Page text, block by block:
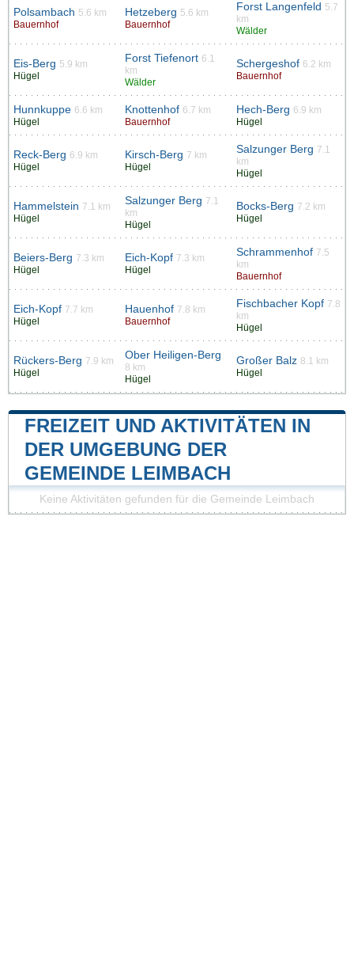
Polsambach 5.6 km
Bauernhof
Hetzeberg 5.6 km
Bauernhof
Forst Langenfeld 5.7
km
Wälder
Eis-Berg 5.9 km
Hügel
Forst Tiefenort 6.1
km
Wälder
Schergeshof 6.2 km
Bauernhof
Hunnkuppe 6.6 km
Hügel
Knottenhof 6.7 km
Bauernhof
Hech-Berg 6.9 km
Hügel
Reck-Berg 6.9 km
Hügel
Kirsch-Berg 7 km
Hügel
Salzunger Berg 7.1
km
Hügel
Hammelstein 7.1 km
Hügel
Salzunger Berg 7.1
km
Hügel
Bocks-Berg 7.2 km
Hügel
Beiers-Berg 7.3 km
Hügel
Eich-Kopf 7.3 km
Hügel
Schrammenhof 7.5
km
Bauernhof
Eich-Kopf 7.7 km
Hügel
Hauenhof 7.8 km
Bauernhof
Fischbacher Kopf 7.8
km
Hügel
Rückers-Berg 7.9 km
Hügel
Ober Heiligen-Berg
8 km
Hügel
Großer Balz 8.1 km
Hügel
FREIZEIT UND AKTIVITÄTEN IN
DER UMGEBUNG DER
GEMEINDE LEIMBACH
Keine Aktivitäten gefunden für die Gemeinde Leimbach